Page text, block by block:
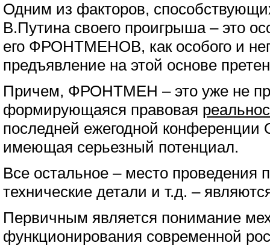
Одним из факторов,
В.Путина своего проигрыша – это
его ФРОНТМЕНОВ, как особого и
предъявление на этой основе
Причем, ФРОНТМЕН – это уже не
формирующаяся правовая
последней ежегодной
имеющая серьезный потенциал.
Все остальное – место проведения
технические детали и т.д. –
Первичным является понимание
функционирования современной